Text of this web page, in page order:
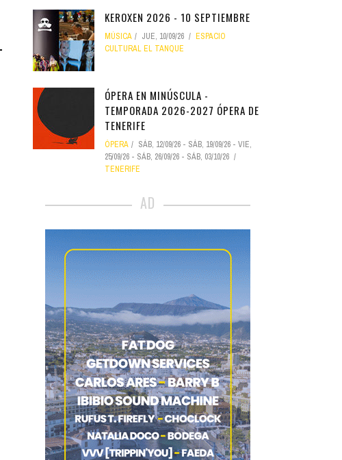
KEROXEN 2026 - 10 SEPTIEMBRE
MÚSICA JUE, 10/09/26
ESPACIO
CULTURAL EL TANQUE
ÓPERA EN MINÚSCULA -
TEMPORADA 2026-2027 ÓPERA DE
TENERIFE
ÓPERA SÁB, 12/09/26 - SÁB, 19/09/26 - VIE,
25/09/26 - SÁB, 26/09/26 - SÁB, 03/10/26
TENERIFE
AD